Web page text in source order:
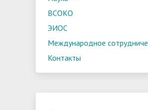
ВСОКО
ЭИОС
Международное
Контакты